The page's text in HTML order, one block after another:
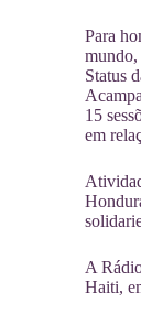
Para
mundo,
Status
15
em
A
Haiti,